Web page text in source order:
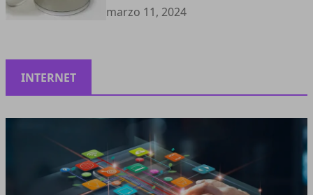
marzo 11, 2024
INTERNET